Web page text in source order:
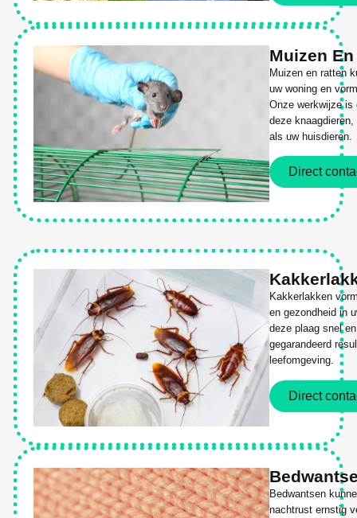
Muizen
Muizen en ratten
uw woning en
Onze werkwijze is
deze
als uw huisdieren.
Direct
Kakkerlakken
en gezondheid in
deze plaag snel
gegarandeerd
leefomgeving.
Direct
Bedwantsen
nachtrust ernstig